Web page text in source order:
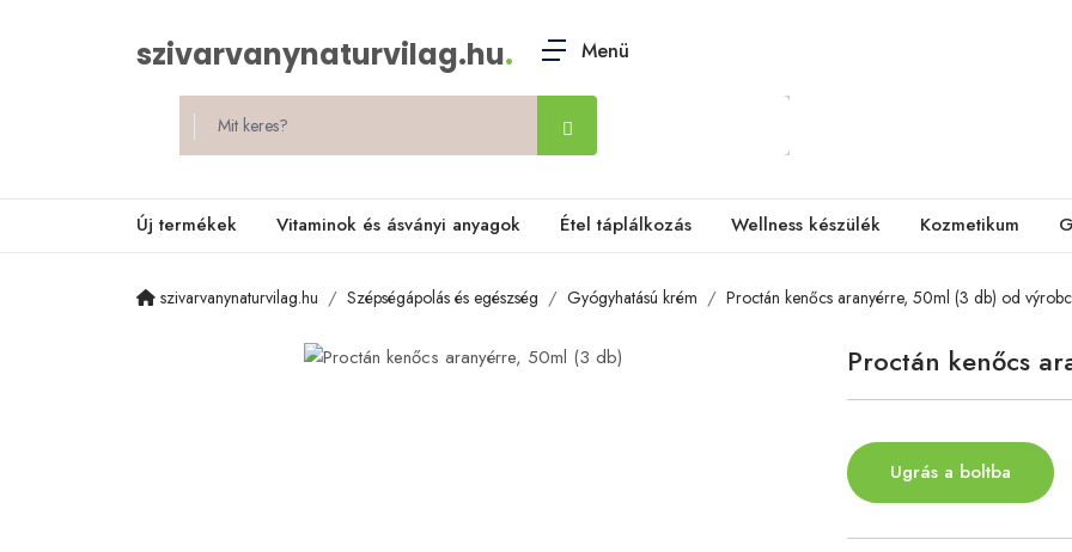
szivarvanynaturvilag.hu. Menü
Új termékek Vitaminok és ásványi anyagok Étel táplálkozás Wellness készülék Kozmetikum
szivarvanynaturvilag.hu Szépségápolás és egészség Gyógyhatású krém Proctán kenőcs aranyérre, 50ml (3 db) od
Proctán kenőcs
Ugrás a boltba